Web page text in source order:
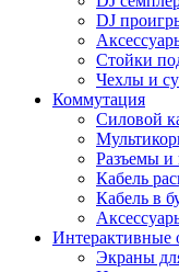
DJ
Стойки
Чехлы и
Коммутация
Силовой
Разъемы и
Кабель
Кабель в
Интерактивные
Экраны